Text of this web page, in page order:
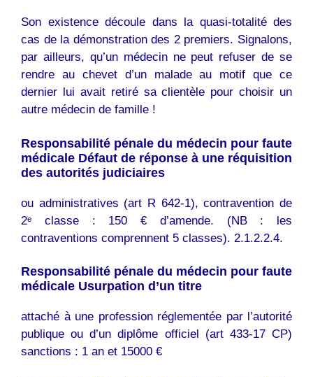
Son existence découle dans la quasi-totalité des
cas de la démonstration des 2 premiers. Signalons,
par ailleurs, qu’un médecin ne peut refuser de se
rendre au chevet d’un malade au motif que ce
dernier lui avait retiré sa clientèle pour choisir un
autre médecin de famille !
Responsabilité pénale du médecin pour faute
médicale Défaut de réponse à une réquisition
des autorités judiciaires
ou administratives (art R 642-1), contravention de
2ᵉ classe : 150 € d’amende. (NB : les
contraventions comprennent 5 classes). 2.1.2.2.4.
Responsabilité pénale du médecin pour faute
médicale Usurpation d’un titre
attaché à une profession réglementée par l’autorité
publique ou d’un diplôme officiel (art 433-17 CP)
sanctions : 1 an et 15000 €